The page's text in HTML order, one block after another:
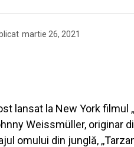
martie 26, 2021
lansat la New York filmul
Weissmüller, originar
omului din junglă,